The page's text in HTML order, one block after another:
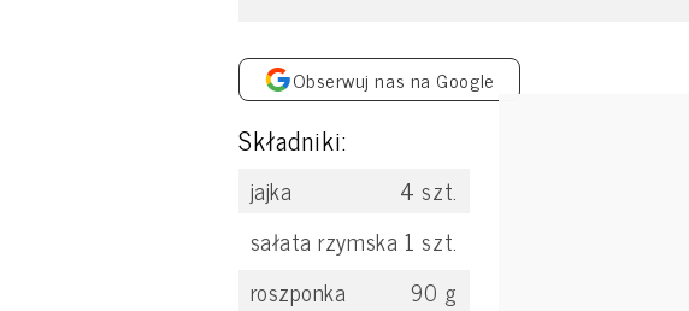
Obserwuj nas na Google
Składniki:
jajka 4 szt.
sałata rzymska 1 szt.
roszponka
90 g